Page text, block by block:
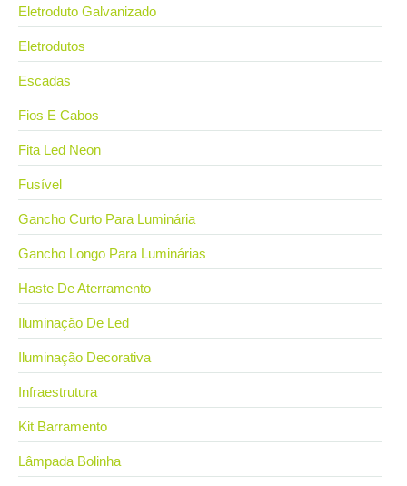
Eletroduto Galvanizado
Eletrodutos
Escadas
Fios E Cabos
Fita Led Neon
Fusível
Gancho Curto Para Luminária
Gancho Longo Para Luminárias
Haste De Aterramento
Iluminação De Led
Iluminação Decorativa
Infraestrutura
Kit Barramento
Lâmpada Bolinha